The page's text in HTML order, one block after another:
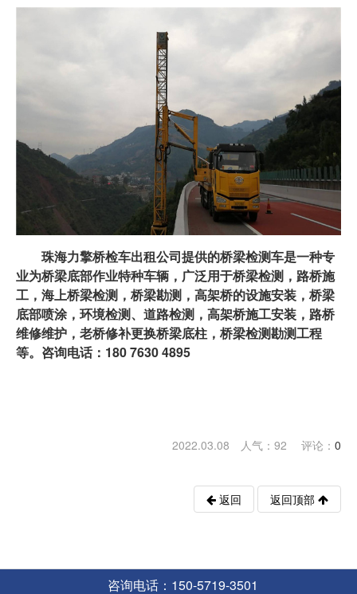
珠海力擎桥检车出租公司提供的桥梁检测车是一种专
业为桥梁底部作业特种车辆，广泛用于桥梁检测，路桥施
工，海上桥梁检测，桥梁勘测，高架桥的设施安装，桥梁
底部喷涂，环境检测、道路检测，高架桥施工安装，路桥
维修维护，老桥修补更换桥梁底柱，桥梁检测勘测工程
等。咨询电话：180 7630 4895
2022.03.08 人气： 92 评论： 0
返回 返回顶部
版权所有 © 力擎设备租赁有限公司 All Rights Reserved.
咨询电话：150-5719-3501